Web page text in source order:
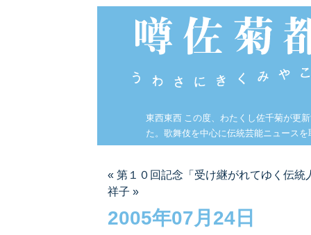
東西東西 この度、わたくし佐千菊が更
た。歌舞伎を中心に伝統芸能ニュース
« 第１０回記念「受け継がれてゆく伝統
祥子 »
2005年07月24日